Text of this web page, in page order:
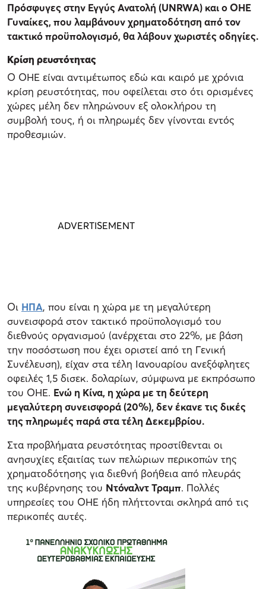
Πρόσφυγες στην Εγγύς Ανατολή (UNRWA) και ο ΟΗΕ
Γυναίκες, που λαμβάνουν χρηματοδότηση από τον
τακτικό προϋπολογισμό, θα λάβουν χωριστές οδηγίες.
Κρίση ρευστότητας
Ο ΟΗΕ είναι αντιμέτωπος εδώ και καιρό με χρόνια
κρίση ρευστότητας, που οφείλεται στο ότι ορισμένες
χώρες μέλη δεν πληρώνουν εξ ολοκλήρου τη
συμβολή τους, ή οι πληρωμές δεν γίνονται εντός
προθεσμιών.
Οι ΗΠΑ, που είναι η χώρα με τη μεγαλύτερη
συνεισφορά στον τακτικό προϋπολογισμό του
διεθνούς οργανισμού (ανέρχεται στο 22%, με βάση
την ποσόστωση που έχει οριστεί από τη Γενική
Συνέλευση), είχαν στα τέλη Ιανουαρίου ανεξόφλητες
οφειλές 1,5 δισεκ. δολαρίων, σύμφωνα με εκπρόσωπο
του ΟΗΕ. Ενώ η Κίνα, η χώρα με τη δεύτερη
μεγαλύτερη συνεισφορά (20%), δεν έκανε τις δικές
της πληρωμές παρά στα τέλη Δεκεμβρίου.
Στα προβλήματα ρευστότητας προστίθενται οι
ανησυχίες εξαιτίας των πελώριων περικοπών της
χρηματοδότησης για διεθνή βοήθεια από πλευράς
της κυβέρνησης του Ντόναλντ Τραμπ. Πολλές
υπηρεσίες του ΟΗΕ ήδη πλήττονται σκληρά από τις
περικοπές αυτές.